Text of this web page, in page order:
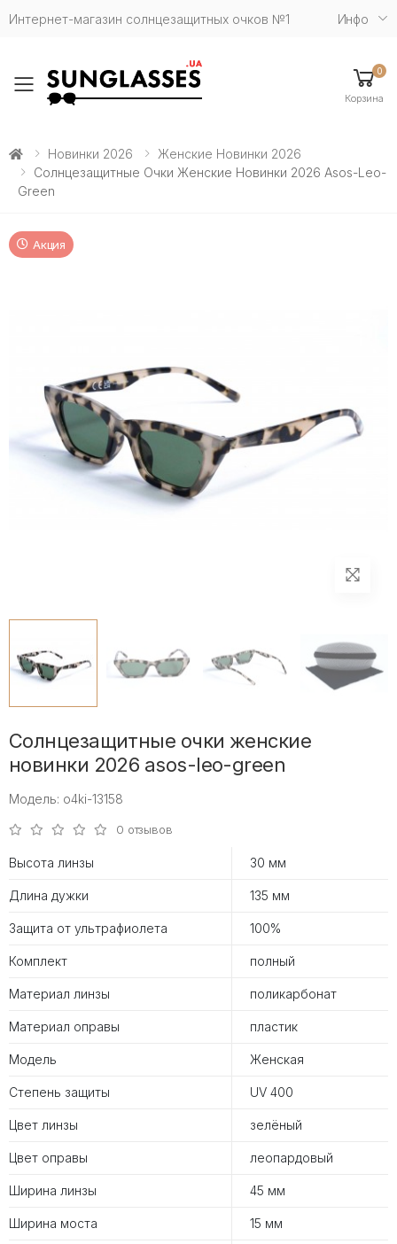
Интернет-магазин солнцезащитных очков №1 Инфо
Toggle mobile menu
0
Корзина
Новинки 2026
Женские Новинки 2026
Солнцезащитные Очки Женские Новинки 2026 Asos-Leo-
Green
Акция
Солнцезащитные очки женские
новинки 2026 asos-leo-green
Модель: o4ki-13158
0 отзывов
Высота линзы 30 мм
Длина дужки 135 мм
Защита от ультрафиолета 100%
Комплект полный
Материал линзы поликарбонат
Материал оправы пластик
Модель Женская
Степень защиты UV 400
Цвет линзы зелёный
Цвет оправы леопардовый
Ширина линзы 45 мм
Ширина моста 15 мм